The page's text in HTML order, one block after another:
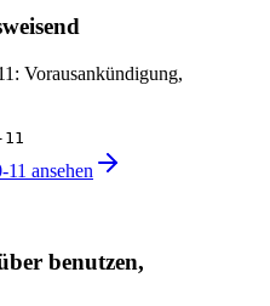
Vorausankündigung,
ansehen
benutzen,